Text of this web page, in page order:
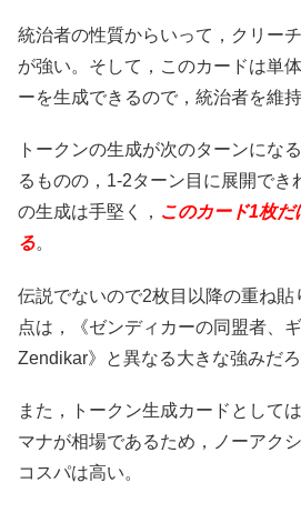
統治者の性質からいって，クリー
が強い。そして，このカードは単
ーを生成できるので，統治者を維持
トークンの生成が次のターンにな
るものの，1-2ターン目に展開でき
の生成は手堅く， このカード1枚
る。
伝説でないので2枚目以降の重ね
点は，《ゼンディカーの同盟者、
Zendikar》と異なる大きな強みだろ
また，トークン生成カードとして
マナが相場であるため，ノーアク
コスパは高い。